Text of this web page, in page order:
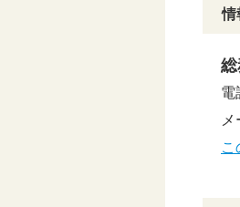
情
電
メ
こ